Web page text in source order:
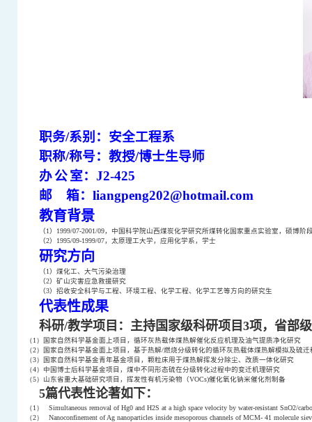
职务/系别：安全工程系
职称/称号：教授/博士生导师
办 公 室： J2-425
邮
箱： liangpeng202@hotmail.com
教育背景
（1） 1999/07-2001/09，中国科学院山西煤炭化学研究所煤转化国家重点实验室，硕博阶
（2） 1995/09-1999/07，太原理工大学，应用化学系，学士
研究方向
（1）煤化工、大气污染治理
（2） 矿山灾害应急救援研究
（3）招收安全科学与工程、环境工程、化学工程、化学工艺等方向的研究生
代表性成果
科研/教学项目：主持国家级科研项目 3项，省部
（1）
国家自然科学基金面上项目，循环灰热载体煤热解催化反应机理及油气提质净化研究
（2）
国家自然科学基金面上项目，基于热解/燃烧分级转化的循环灰热载体煤热解模拟及硫迁
（3）
国家自然科学基金青年基金项目，颗粒床用于煤热解挥发分除尘、改质一体化研究
（4）
中国博士后科学基金项目，煤中不同形态硫在分级转化过程中的变迁机理研究
（5）
山东省重大基础研究项目，挥发性有机污染物（VOCs)催化氧化钠米催化剂制备
5篇代表性论著如下：
（1）
Simultaneous removal of Hg0 and H2S at a high space velocity by water-resistant SnO2/
（2）
Nanoconfinement of Ag nanoparticles inside mesoporous channels of MCM- 41 molecule